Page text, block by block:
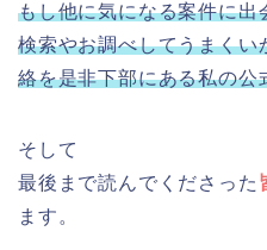
もし他に気になる案件に出
検索やお調べしてうまくい
絡を是非下部にある私の公
そして
最後まで読んでくださった
ます。